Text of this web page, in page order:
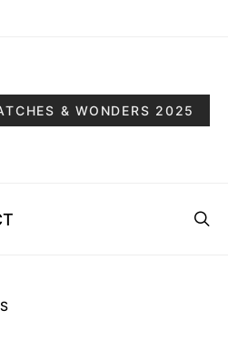
& WONDERS 2025